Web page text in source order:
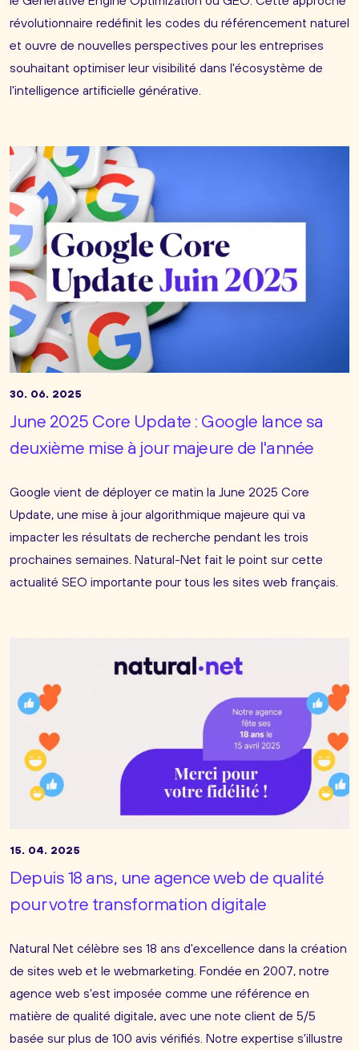
révolutionnaire redéfinit les codes du référencement naturel
et ouvre de nouvelles perspectives pour les entreprises
souhaitant optimiser leur visibilité dans l'écosystème de
l'intelligence artificielle générative.
30. 06. 2025
June 2025 Core Update : Google lance sa
deuxième mise à jour majeure de l'année
Google vient de déployer ce matin la June 2025 Core
Update, une mise à jour algorithmique majeure qui va
impacter les résultats de recherche pendant les trois
prochaines semaines. Natural-Net fait le point sur cette
actualité SEO importante pour tous les sites web français.
15. 04. 2025
Depuis 18 ans, une agence web de qualité
pour votre transformation digitale
Natural Net célèbre ses 18 ans d'excellence dans la création
de sites web et le webmarketing. Fondée en 2007, notre
agence web s'est imposée comme une référence en
matière de qualité digitale, avec une note client de 5/5
basée sur plus de 100 avis vérifiés. Notre expertise s'illustre